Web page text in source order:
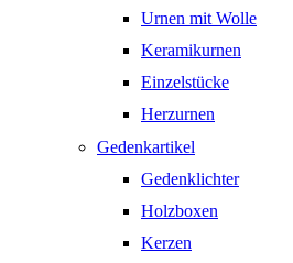
Urnen mit Wolle
Keramikurnen
Einzelstücke
Herzurnen
Gedenkartikel
Gedenklichter
Holzboxen
Kerzen